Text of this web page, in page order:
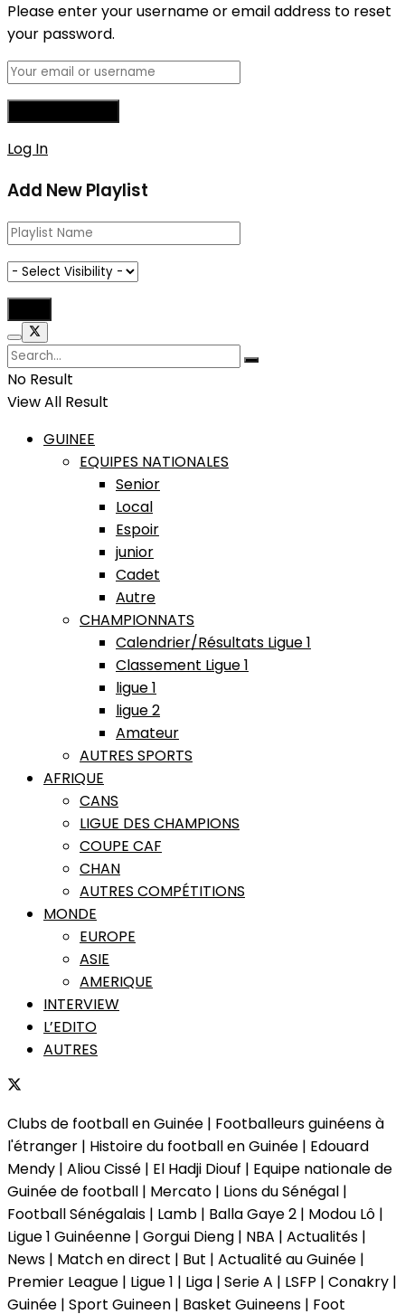
Please enter your username or email address to reset
your password.
Log In
Add New Playlist
No Result
View All Result
GUINEE
EQUIPES NATIONALES
Senior
Local
Espoir
junior
Cadet
Autre
CHAMPIONNATS
Calendrier/Résultats Ligue 1
Classement Ligue 1
ligue 1
ligue 2
Amateur
AUTRES SPORTS
AFRIQUE
CANS
LIGUE DES CHAMPIONS
COUPE CAF
CHAN
AUTRES COMPÉTITIONS
MONDE
EUROPE
ASIE
AMERIQUE
INTERVIEW
L’EDITO
AUTRES
Clubs de football en Guinée | Footballeurs guinéens à
l'étranger | Histoire du football en Guinée | Edouard
Mendy | Aliou Cissé | El Hadji Diouf | Equipe nationale de
Guinée de football | Mercato | Lions du Sénégal |
Football Sénégalais | Lamb | Balla Gaye 2 | Modou Lô |
Ligue 1 Guinéenne | Gorgui Dieng | NBA | Actualités |
News | Match en direct | But | Actualité au Guinée |
Premier League | Ligue 1 | Liga | Serie A | LSFP | Conakry |
Guinée | Sport Guineen | Basket Guineens | Foot